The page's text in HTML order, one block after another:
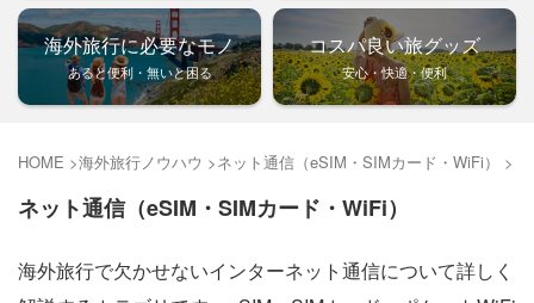
海外旅行に必要なモノ
あると便利・無いと困る
コスパ良い旅グッズ
安心・快適・便利
HOME >海外旅行ノウハウ >ネット通信（eSIM・SIMカード・WiFi） >
ネット通信（eSIM・SIMカード・WiFi）
海外旅行で欠かせないインターネット通信について詳しく